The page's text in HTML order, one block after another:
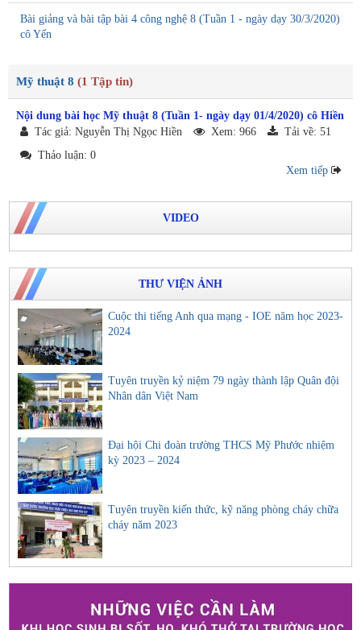
Bài giảng và bài tập bài 4 công nghệ 8 (Tuần 1 - ngày dạy 30/3/2020)
cô Yến
Mỹ thuật 8 (1 Tập tin)
Nội dung bài học Mỹ thuật 8 (Tuần 1- ngày dạy 01/4/2020) cô Hiền
Tác giả: Nguyễn Thị Ngọc Hiền
Xem: 966
Tải về: 51
Thảo luận: 0
Xem tiếp
VIDEO
THƯ VIỆN ẢNH
Cuộc thi tiếng Anh qua mạng - IOE năm học 2023-
2024
Tuyên truyền kỷ niệm 79 ngày thành lập Quân đội
Nhân dân Việt Nam
Đại hội Chi đoàn trường THCS Mỹ Phước nhiệm
kỳ 2023 – 2024
Tuyên truyền kiến thức, kỹ năng phòng cháy chữa
cháy năm 2023